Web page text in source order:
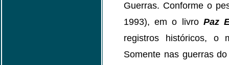
Guerras. Conforme o
1993), em o livro Paz
registros históricos, o
Somente nas guerras